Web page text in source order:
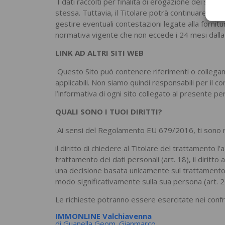
stessa. Tuttavia, il Titolare potrà continuare a
gestire eventuali contestazioni legate alla
normativa vigente che non eccede i 24 mesi
LINK AD ALTRI SITI WEB
Questo Sito può contenere riferimenti o
applicabili. Non siamo quindi responsabili per il
l’informativa di ogni sito collegato al presente
QUALI SONO I TUOI DIRITTI?
Ai sensi del Regolamento EU 679/2016, ti sono
il diritto di chiedere al Titolare del trattamento
trattamento dei dati personali (art. 18), il diritto
una decisione basata unicamente sul
modo significativamente sulla sua persona (art.
Le richieste potranno essere esercitate nei
IMMONLINE Valchiavenna